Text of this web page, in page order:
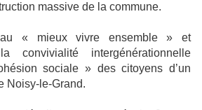
massive de la commune.
au « mieux vivre ensemble » et
convivialité intergénérationnelle
sociale » des citoyens d’un
Noisy-le-Grand.